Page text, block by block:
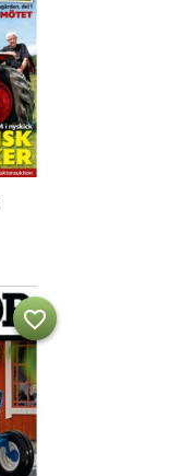
favorite_border